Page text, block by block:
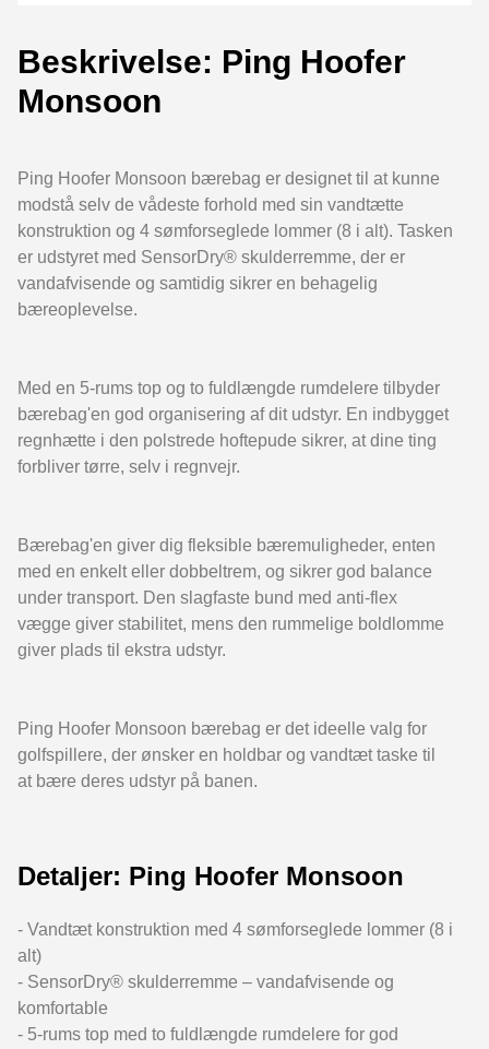
Beskrivelse: Ping Hoofer
Monsoon
Ping Hoofer Monsoon bærebag er designet til at kunne
modstå selv de vådeste forhold med sin vandtætte
konstruktion og 4 sømforseglede lommer (8 i alt). Tasken
er udstyret med SensorDry® skulderremme, der er
vandafvisende og samtidig sikrer en behagelig
bæreoplevelse.
Med en 5-rums top og to fuldlængde rumdelere tilbyder
bærebag'en god organisering af dit udstyr. En indbygget
regnhætte i den polstrede hoftepude sikrer, at dine ting
forbliver tørre, selv i regnvejr.
Bærebag'en giver dig fleksible bæremuligheder, enten
med en enkelt eller dobbeltrem, og sikrer god balance
under transport. Den slagfaste bund med anti-flex
vægge giver stabilitet, mens den rummelige boldlomme
giver plads til ekstra udstyr.
Ping Hoofer Monsoon bærebag er det ideelle valg for
golfspillere, der ønsker en holdbar og vandtæt taske til
at bære deres udstyr på banen.
Detaljer: Ping Hoofer Monsoon
- Vandtæt konstruktion med 4 sømforseglede lommer (8 i
alt)
- SensorDry® skulderremme – vandafvisende og
komfortable
- 5-rums top med to fuldlængde rumdelere for god